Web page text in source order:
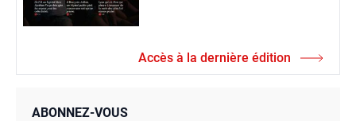
Accès à la dernière édition
ABONNEZ-VOUS